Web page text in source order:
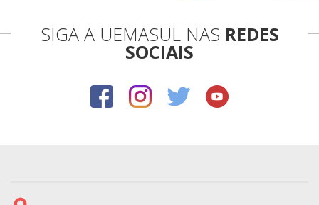
SIGA A UEMASUL NAS REDES
SOCIAIS